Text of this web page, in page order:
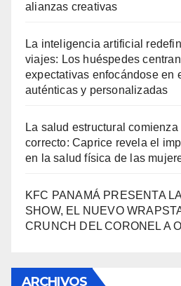
alianzas creativas
La inteligencia artificial
viajes: Los huéspedes
expectativas enfocándose en
auténticas y personalizadas
La salud estructural
correcto: Caprice revela el
en la salud física de las
KFC PANAMÁ PRESENTA
SHOW, EL NUEVO
CRUNCH DEL CORONEL A
ARCHIVOS